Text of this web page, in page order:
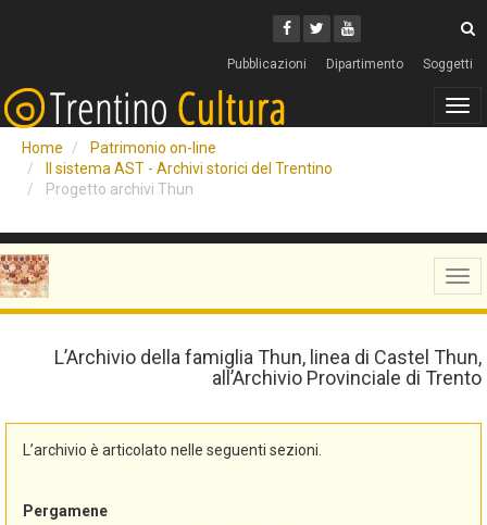
Facebook
Twitter
Youtube
Pubblicazioni Dipartimento Soggetti
Home
Patrimonio on-line
Il sistema AST - Archivi storici del Trentino
Progetto archivi Thun
L’Archivio della famiglia Thun, linea di Castel Thun,
all’Archivio Provinciale di Trento
L’archivio è articolato nelle seguenti sezioni.
Pergamene